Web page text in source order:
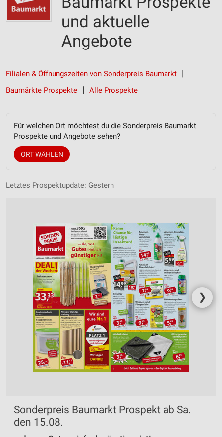
und aktuelle
Angebote
Filialen & Öffnungszeiten von Sonderpreis Baumarkt
Baumärkte Prospekte
Alle Prospekte
Für welchen Ort möchtest du die Sonderpreis Baumarkt
Prospekte und Angebote sehen?
ORT WÄHLEN
Letztes Prospektupdate: Gestern
❯
Sonderpreis Baumarkt Prospekt ab Sa.
den 15.08.